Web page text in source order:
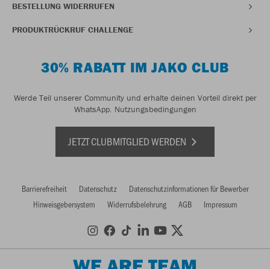
BESTELLUNG WIDERRUFEN
PRODUKTRÜCKRUF CHALLENGE
30% RABATT IM JAKO CLUB
Werde Teil unserer Community und erhalte deinen Vorteil direkt per
WhatsApp. Nutzungsbedingungen
JETZT CLUBMITGLIED WERDEN
Barrierefreiheit Datenschutz
Datenschutzinformationen für Bewerber
Hinweisgebersystem
Widerrufsbelehrung AGB Impressum